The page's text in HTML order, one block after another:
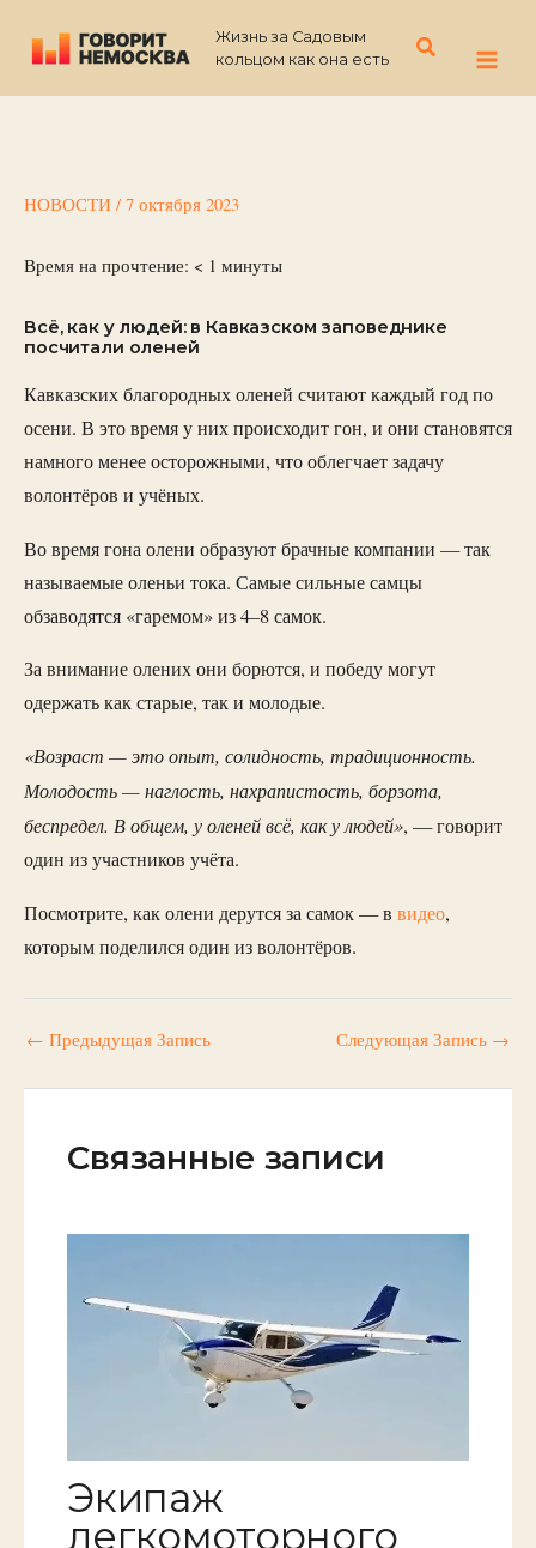
содержимому
Жизнь за Садовым
кольцом как она есть
Поиск
НОВОСТИ / 7 октября 2023
Время на прочтение: < 1 минуты
Всё, как у людей: в Кавказском заповеднике
посчитали оленей
Кавказских благородных оленей считают каждый год по
осени. В это время у них происходит гон, и они становятся
намного менее осторожными, что облегчает задачу
волонтёров и учёных.
Во время гона олени образуют брачные компании — так
называемые оленьи тока. Самые сильные самцы
обзаводятся «гаремом» из 4‒8 самок.
За внимание олених они борются, и победу могут
одержать как старые, так и молодые.
«Возраст — это опыт, солидность, традиционность.
Молодость — наглость, нахрапистость, борзота,
беспредел. В общем, у оленей всё, как у людей», — говорит
один из участников учёта.
Посмотрите, как олени дерутся за самок — в видео,
которым поделился один из волонтёров.
← Предыдущая Запись Следующая Запись →
Связанные записи
Экипаж
легкомоторного